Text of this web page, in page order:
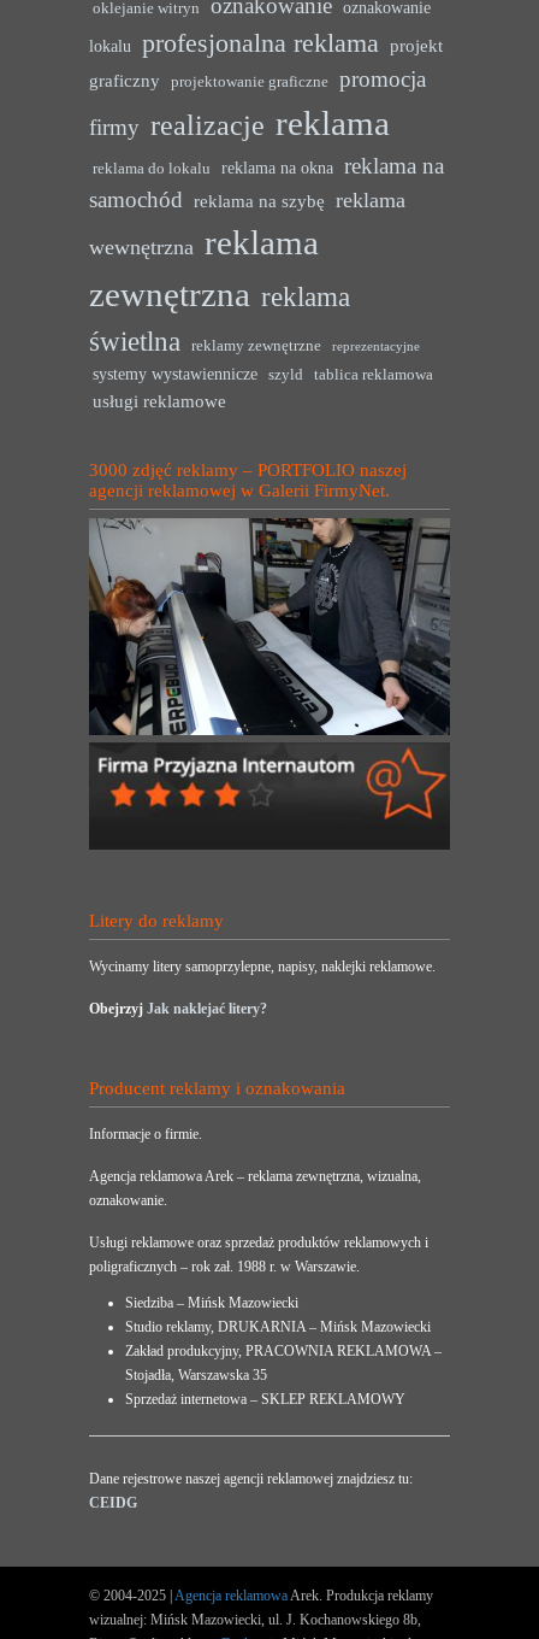
oklejanie witryn oznakowanie oznakowanie
lokalu profesjonalna reklama projekt
graficzny
projektowanie graficzne
promocja
firmy realizacje reklama
reklama do lokalu reklama na okna reklama na
samochód reklama na szybę reklama
wewnętrzna reklama
zewnętrzna reklama
świetlna
reklamy zewnętrzne reprezentacyjne
systemy wystawiennicze szyld tablica reklamowa
usługi reklamowe
3000 zdjęć reklamy – PORTFOLIO naszej
agencji reklamowej w Galerii FirmyNet.
Litery do reklamy
Wycinamy litery samoprzylepne, napisy, naklejki reklamowe.
Obejrzyj Jak naklejać litery?
Producent reklamy i oznakowania
Informacje o firmie.
Agencja reklamowa Arek – reklama zewnętrzna, wizualna,
oznakowanie.
Usługi reklamowe oraz sprzedaż produktów reklamowych i
poligraficznych – rok zał. 1988 r. w Warszawie.
Siedziba – Mińsk Mazowiecki
Studio reklamy, DRUKARNIA – Mińsk Mazowiecki
Zakład produkcyjny, PRACOWNIA REKLAMOWA –
Stojadła, Warszawska 35
Sprzedaż internetowa – SKLEP REKLAMOWY
Dane rejestrowe naszej agencji reklamowej znajdziesz tu:
CEIDG
© 2004-2025 | Agencja reklamowaArek. Produkcja reklamy
wizualnej: Mińsk Mazowiecki, ul. J. Kochanowskiego 8b,